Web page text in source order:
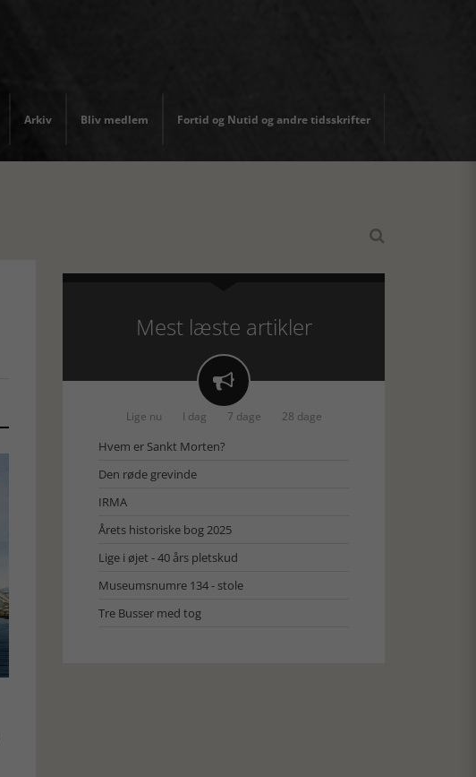
Arkiv Bliv medlem Fortid og Nutid og andre tidsskrifter

Mest læste artikler

Lige nu I dag 7 dage 28 dage
Hvem er Sankt Morten?
Den røde grevinde
IRMA
Årets historiske bog 2025
Lige i øjet - 40 års pletskud
Museumsnumre 134 - stole
Tre Busser med tog